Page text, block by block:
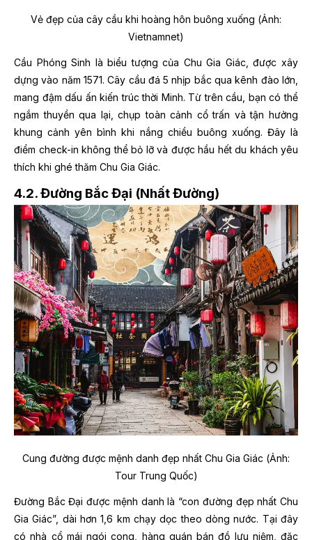
Vẻ đẹp của cây cầu khi hoàng hôn buông xuống (Ảnh:
Vietnamnet)
Cầu Phóng Sinh là biểu tượng của Chu Gia Giác, được xây
dựng vào năm 1571. Cây cầu đá 5 nhịp bắc qua kênh đào lớn,
mang đậm dấu ấn kiến trúc thời Minh. Từ trên cầu, bạn có thể
ngắm thuyền qua lại, chụp toàn cảnh cổ trấn và tận hưởng
khung cảnh yên bình khi nắng chiều buông xuống. Đây là
điểm check-in không thể bỏ lỡ và được hầu hết du khách yêu
thích khi ghé thăm Chu Gia Giác.
4.2. Đường Bắc Đại (Nhất Đường)
Cung đường được mệnh danh đẹp nhất Chu Gia Giác (Ảnh:
Tour Trung Quốc)
Đường Bắc Đại được mệnh danh là “con đường đẹp nhất Chu
Gia Giác”, dài hơn 1,6 km chạy dọc theo dòng nước. Tại đây
có nhà cổ mái ngói cong, hàng quán bán đồ lưu niệm, đặc